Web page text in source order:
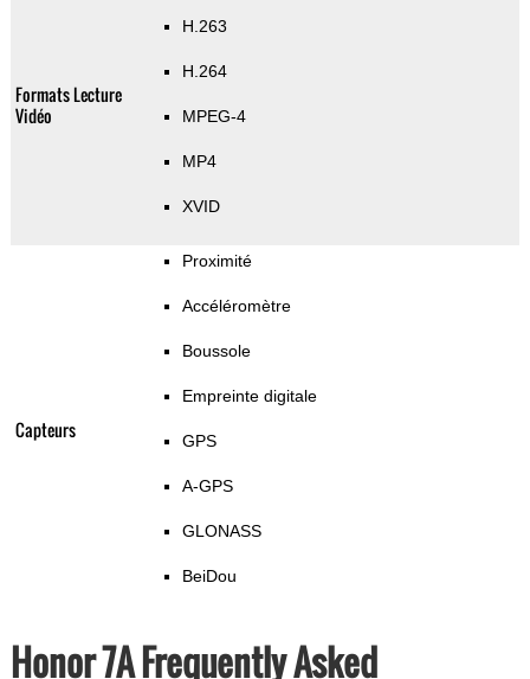
Formats Lecture
Vidéo
H.263
H.264
MPEG-4
MP4
XVID
Capteurs
Proximité
Accéléromètre
Boussole
Empreinte digitale
GPS
A-GPS
GLONASS
BeiDou
Honor 7A Frequently Asked